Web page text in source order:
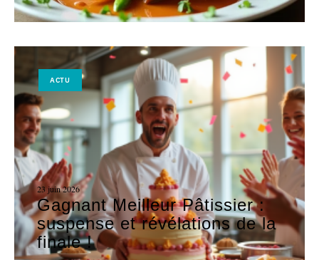
ACTU
23 juin 2026
Gagnant Meilleur Pâtissier :
suspense et révélations de la
finale !